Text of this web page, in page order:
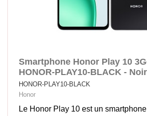
Smartphone Honor Play 10
HONOR-PLAY10-BLACK - Noir
HONOR-PLAY10-BLACK
Honor
Le Honor Play 10 est un